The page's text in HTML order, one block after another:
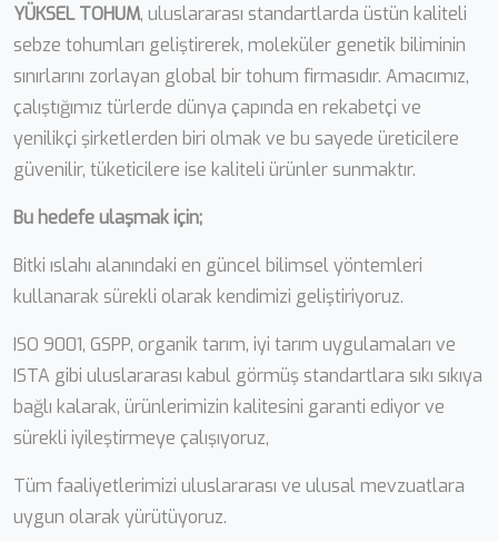
YÜKSEL TOHUM, uluslararası standartlarda üstün kaliteli
sebze tohumları geliştirerek, moleküler genetik biliminin
sınırlarını zorlayan global bir tohum firmasıdır. Amacımız,
çalıştığımız türlerde dünya çapında en rekabetçi ve
yenilikçi şirketlerden biri olmak ve bu sayede üreticilere
güvenilir, tüketicilere ise kaliteli ürünler sunmaktır.
Bu hedefe ulaşmak için;
Bitki ıslahı alanındaki en güncel bilimsel yöntemleri
kullanarak sürekli olarak kendimizi geliştiriyoruz.
ISO 9001, GSPP, organik tarım, iyi tarım uygulamaları ve
ISTA gibi uluslararası kabul görmüş standartlara sıkı sıkıya
bağlı kalarak, ürünlerimizin kalitesini garanti ediyor ve
sürekli iyileştirmeye çalışıyoruz,
Tüm faaliyetlerimizi uluslararası ve ulusal mevzuatlara
uygun olarak yürütüyoruz.